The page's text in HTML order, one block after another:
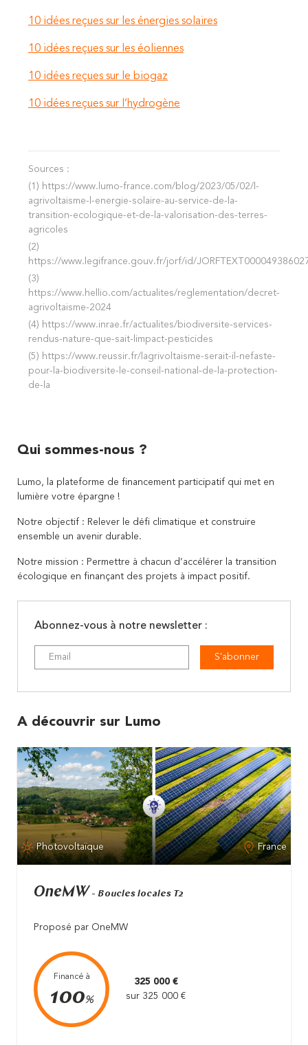
10 idées reçues sur les énergies solaires
10 idées reçues sur les éoliennes
10 idées reçues sur le biogaz
10 idées reçues sur l’hydrogène
Sources :
(1) https://www.lumo-france.com/blog/2023/05/02/l-
agrivoltaisme-l-energie-solaire-au-service-de-la-
transition-ecologique-et-de-la-valorisation-des-terres-
agricoles
(2)
https://www.legifrance.gouv.fr/jorf/id/
(3)
https://www.hellio.com/actualites/reglementation/decret-
agrivoltaisme-2024
(4) https://www.inrae.fr/actualites/biodiversite-services-
rendus-nature-que-sait-limpact-pesticides
(5) https://www.reussir.fr/lagrivoltaisme-serait-il-nefaste-
pour-la-biodiversite-le-conseil-national-de-la-protection-
de-la
Qui sommes-nous ?
Lumo, la plateforme de financement participatif qui met en
lumière votre épargne !
Notre objectif : Relever le défi climatique et construire
ensemble un avenir durable.
Notre mission : Permettre à chacun d’accélérer la transition
écologique en finançant des projets à impact positif.
Abonnez-vous à notre newsletter :
S'abonner
A découvrir sur Lumo
Photovoltaïque France
OneMW - Boucles locales T2
Proposé par OneMW
Financé à
100%
325 000 €
sur 325 000 €